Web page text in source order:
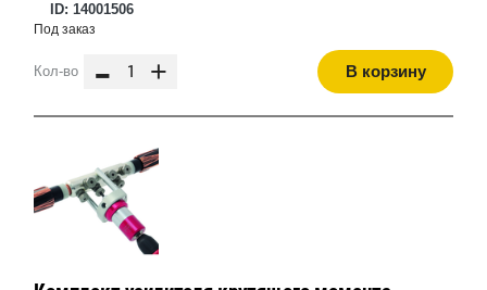
ID: 14001506
Под заказ
Кол-во - + В корзину